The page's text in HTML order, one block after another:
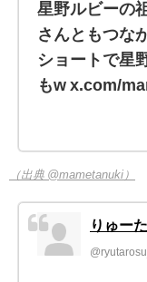
星野ルビーの
さんともつな
ショートで星
もw x.com/
（出典 @mametanuki）
りゅー